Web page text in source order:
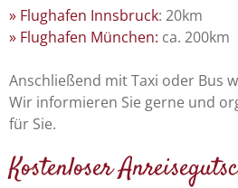
» Flughafen Innsbruck: 20km
» Flughafen München: ca. 200km
Anschließend mit Taxi oder Bus
Wir informieren Sie gerne und
für Sie.
Kostenloser